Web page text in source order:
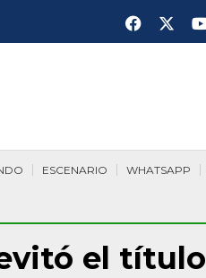
WHATSAPP
ESCENARIO
el título